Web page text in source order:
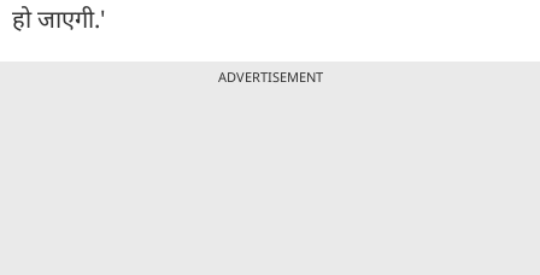
हो जाएगी.'
ADVERTISEMENT